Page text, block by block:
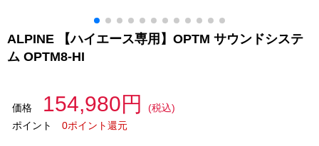
ALPINE 【ハイエース専用】OPTM サウンドシステ
ム OPTM8-HI
価格 154,980円
(税込)
ポイント
0ポイント還元